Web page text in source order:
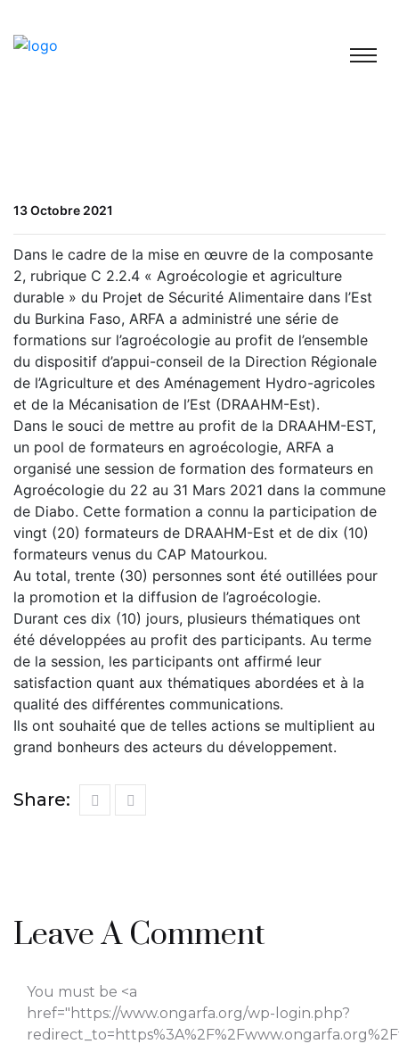
13 Octobre 2021
Dans le cadre de la mise en œuvre de la composante
2, rubrique C 2.2.4 « Agroécologie et agriculture
durable » du Projet de Sécurité Alimentaire dans l’Est
du Burkina Faso, ARFA a administré une série de
formations sur l’agroécologie au profit de l’ensemble
du dispositif d’appui-conseil de la Direction Régionale
de l’Agriculture et des Aménagement Hydro-agricoles
et de la Mécanisation de l’Est (DRAAHM-Est).
Dans le souci de mettre au profit de la DRAAHM-EST,
un pool de formateurs en agroécologie, ARFA a
organisé une session de formation des formateurs en
Agroécologie du 22 au 31 Mars 2021 dans la commune
de Diabo. Cette formation a connu la participation de
vingt (20) formateurs de DRAAHM-Est et de dix (10)
formateurs venus du CAP Matourkou.
Au total, trente (30) personnes sont été outillées pour
la promotion et la diffusion de l’agroécologie.
Durant ces dix (10) jours, plusieurs thématiques ont
été développées au profit des participants. Au terme
de la session, les participants ont affirmé leur
satisfaction quant aux thématiques abordées et à la
qualité des différentes communications.
Ils ont souhaité que de telles actions se multiplient au
grand bonheurs des acteurs du développement.
Share:
Leave A Comment
You must be <a
href="https://www.ongarfa.org/wp-login.php?